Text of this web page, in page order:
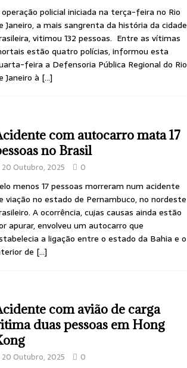
policial iniciada na terça-feira no Rio
Janeiro, a mais sangrenta da história da cidade
vitimou 132 pessoas. Entre as vítimas
estão quatro polícias, informou esta
feira a Defensoria Pública Regional do Rio
Janeiro à […]
com autocarro mata 17
no Brasil
20 Outubro, 2025 0
menos 17 pessoas morreram num acidente
viação no estado de Pernambuco, no nordeste
A ocorrência, cujas causas ainda estão
apurar, envolveu um autocarro que
a ligação entre o estado da Bahia e o
de […]
com avião de carga
duas pessoas em Hong
20 Outubro, 2025 0